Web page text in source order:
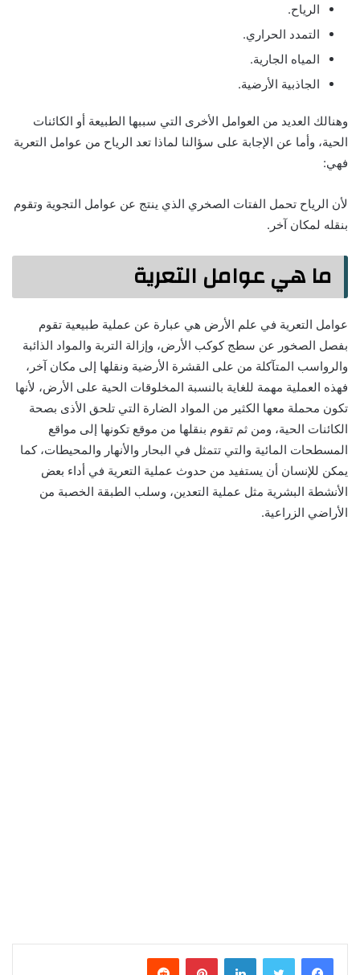
الرياح.
التمدد الحراري.
المياه الجارية.
الجاذبية الأرضية.
وهنالك العديد من العوامل الأخرى التي سببها الطبيعة أو الكائنات
الحية، وأما عن الإجابة على سؤالنا لماذا تعد الرياح من عوامل التعرية
فهي:
لأن الرياح تحمل الفتات الصخري الذي ينتج عن عوامل التجوية وتقوم
بنقله لمكان آخر.
ما هي عوامل التعرية
عوامل التعرية في علم الأرض هي عبارة عن عملية طبيعية تقوم
بفصل الصخور عن سطج كوكب الأرض، وإزالة التربة والمواد الذائبة
والرواسب المتآكلة من على القشرة الأرضية ونقلها إلى مكان آخر،
فهذه العملية مهمة للغاية بالنسبة المخلوقات الحية على الأرض، لأنها
تكون محملة معها الكثير من المواد الضارة التي تلحق الأذى بصحة
الكائنات الحية، ومن ثم تقوم بنقلها من موقع تكونها إلى مواقع
المسطحات المائية والتي تتمثل في البحار والأنهار والمحيطات، كما
يمكن للإنسان أن يستفيد من حدوث عملية التعرية في أداء بعض
الأنشطة البشرية مثل عملية التعدين، وسلب الطبقة الخصبة من
الأراضي الزراعية.
فيسبوك تويتر لينكدإن بينتيريست